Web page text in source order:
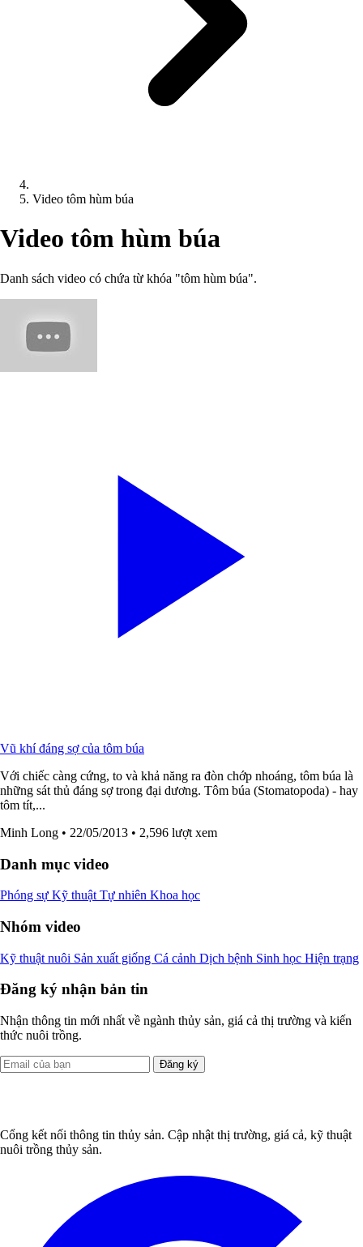
Video tôm hùm búa
Video tôm hùm búa
Danh sách video có chứa từ khóa "tôm hùm búa".
Vũ khí đáng sợ của tôm búa
Với chiếc càng cứng, to và khả năng ra đòn chớp nhoáng, tôm búa là
những sát thủ đáng sợ trong đại dương. Tôm búa (Stomatopoda) - hay
tôm tít,...
Minh Long • 22/05/2013 • 2,596 lượt xem
Danh mục video
Phóng sự Kỹ thuật Tự nhiên Khoa học
Nhóm video
Kỹ thuật nuôi Sản xuất giống Cá cảnh Dịch bệnh Sinh học Hiện trạng
Đăng ký nhận bản tin
Nhận thông tin mới nhất về ngành thủy sản, giá cả thị trường và kiến
thức nuôi trồng.
Đăng ký
Cổng kết nối thông tin thủy sản. Cập nhật thị trường, giá cả, kỹ thuật
nuôi trồng thủy sản.